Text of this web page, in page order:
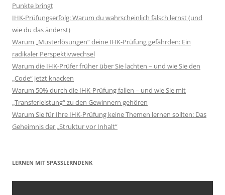
Punkte bringt
IHK-Prüfungserfolg: Warum du wahrscheinlich falsch lernst (und
wie du das änderst)
Warum „Musterlösungen“ deine IHK-Prüfung gefährden: Ein
radikaler Perspektivwechsel
Warum die IHK-Prüfer früher über Sie lachten – und wie Sie den
„Code“ jetzt knacken
Warum 50% durch die IHK-Prüfung fallen – und wie Sie mit
„Transferleistung“ zu den Gewinnern gehören
Warum Sie für Ihre IHK-Prüfung keine Themen lernen sollten: Das
Geheimnis der „Struktur vor Inhalt“
LERNEN MIT SPASSLERNDENK